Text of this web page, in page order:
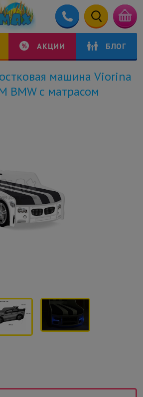
АКЦИИ БЛОГ
машина Viorina
BMW с матрасом